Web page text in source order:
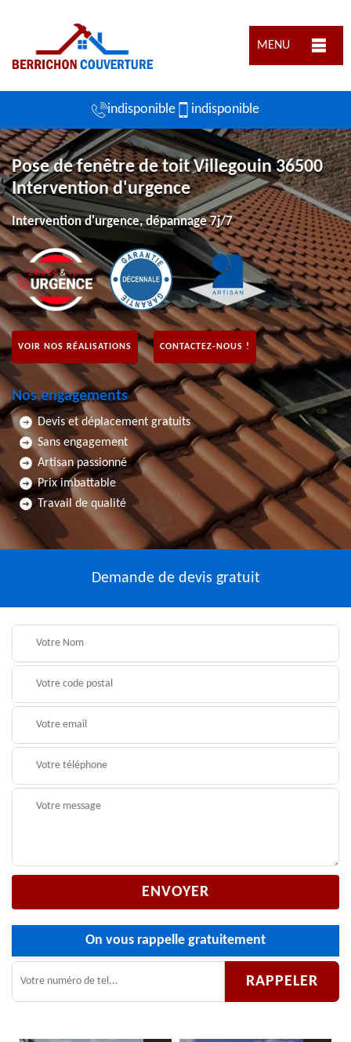
MENU
indisponible indisponible
Pose de fenêtre de toit Villegouin 36500
Intervention d'urgence
Intervention d'urgence, dépannage 7j/7
VOIR NOS RÉALISATIONS CONTACTEZ-NOUS !
Nos engagements
Devis et déplacement gratuits
Sans engagement
Artisan passionné
Prix imbattable
Travail de qualité
Demande de devis gratuit
On vous rappelle gratuitement